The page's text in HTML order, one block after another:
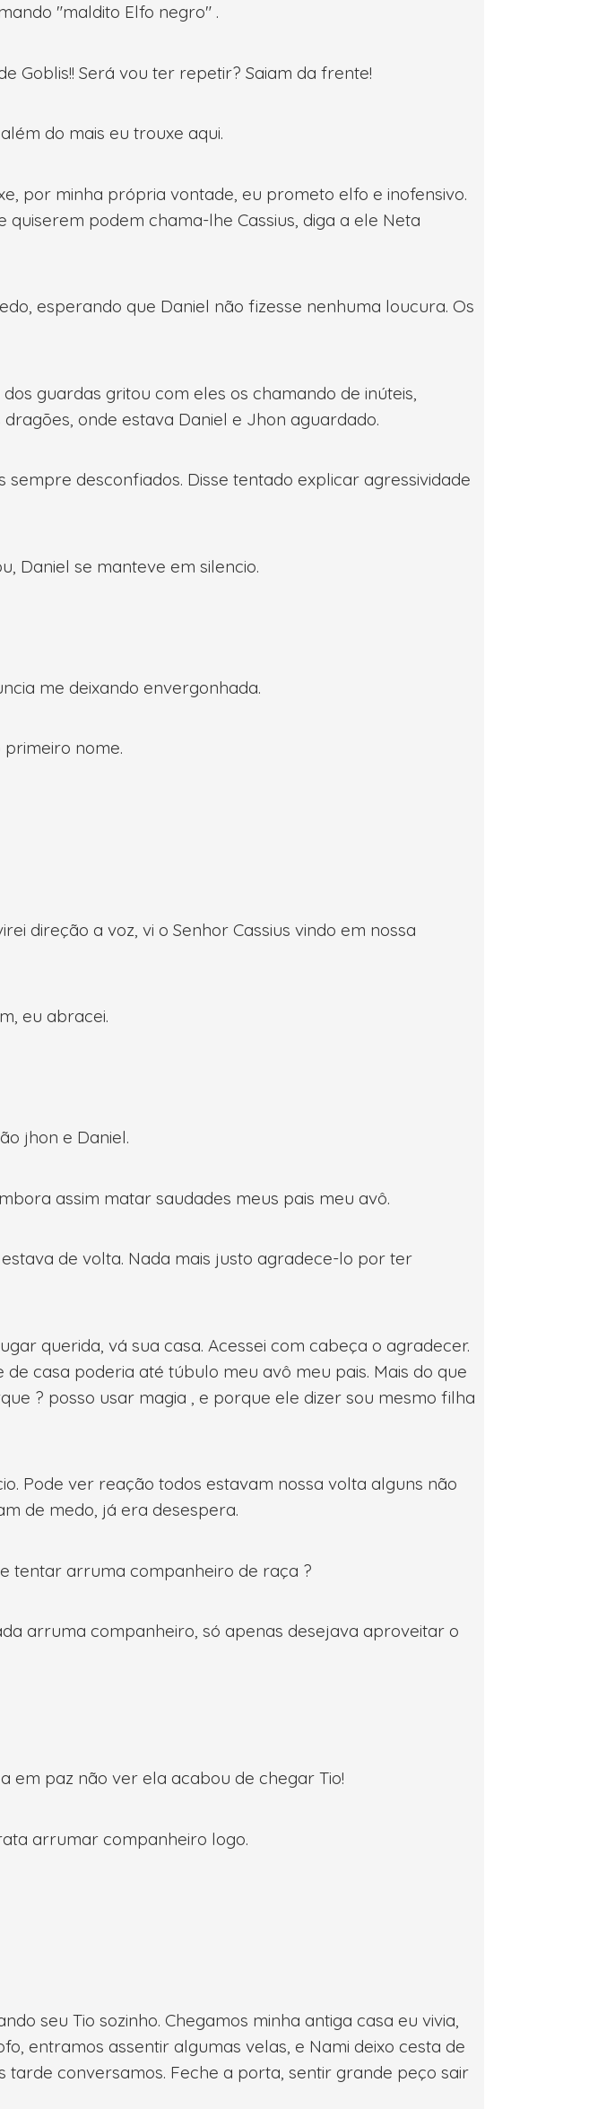
"maldito Elfo negro" .
Goblis!! Será vou ter repetir? Saiam da frente!
do mais eu trouxe aqui.
por minha própria vontade, eu prometo elfo e inofensivo.
podem chama-lhe Cassius, diga a ele Neta
esperando que Daniel não fizesse nenhuma loucura. Os
guardas gritou com eles os chamando de inúteis,
onde estava Daniel e Jhon aguardado.
desconfiados. Disse tentado explicar agressividade
Daniel se manteve em silencio.
me deixando envergonhada.
nome.
direção a voz, vi o Senhor Cassius vindo em nossa
eu abracei.
jhon e Daniel.
assim matar saudades meus pais meu avô.
de volta. Nada mais justo agradece-lo por ter
querida, vá sua casa. Acessei com cabeça o agradecer.
casa poderia até túbulo meu avô meu pais. Mais do que
? posso usar magia , e porque ele dizer sou mesmo filha
Pode ver reação todos estavam nossa volta alguns não
de medo, já era desespera.
tentar arruma companheiro de raça ?
arruma companheiro, só apenas desejava aproveitar o
em paz não ver ela acabou de chegar Tio!
arrumar companheiro logo.
seu Tio sozinho. Chegamos minha antiga casa eu vivia,
entramos assentir algumas velas, e Nami deixo cesta de
conversamos. Feche a porta, sentir grande peço sair